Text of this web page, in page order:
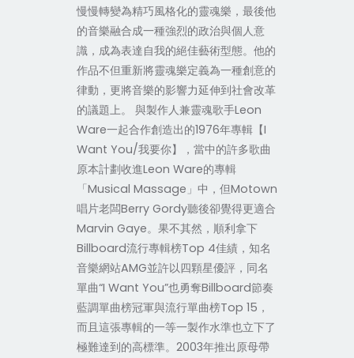
慢慢轉變為精巧風格化的靈魂樂，最後他
的音樂融合成一種強烈的政治與個人意
識，成為表達自我的絕佳藝術型態。他的
作品不但重新將靈魂樂定義為一種創意的
律動，更將音樂的影響力延伸到社會改革
的議題上。 與製作人兼靈魂歌手Leon
Ware一起合作創造出的1976年專輯【I
Want You/我要你】，當中的許多歌曲
原本計劃收進Leon Ware的專輯
「Musical Massage」中，但Motown
唱片老闆Berry Gordy聽後卻覺得更適合
Marvin Gaye。果不其然，順利拿下
Billboard流行專輯榜Top 4佳績，知名
音樂網站AMG並許以四顆星優評，同名
單曲“I Want You”也勇奪Billboard節奏
藍調單曲榜冠軍與流行單曲榜Top 15，
而且這張專輯的一等一製作水準也立下了
極難達到的高標準。2003年推出原母帶